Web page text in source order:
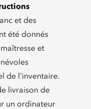
et des
été donnés
et
de l'inventaire.
livraison de
un ordinateur